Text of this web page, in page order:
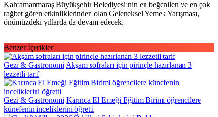
Kahramanmaraş Büyükşehir Belediyesi’nin en beğenilen ve en çok
rağbet gören etkinliklerinden olan Geleneksel Yemek Yarışması,
önümüzdeki yıllarda da devam edecek.
Benzer İçerikler
Gezi & Gastronomi Akşam sofraları için pirinçle hazırlanan 3
lezzetli tarif
Gezi & Gastronomi Karınca El Emeği Eğitim Birimi öğrencilere
künefenin inceliklerini öğretti